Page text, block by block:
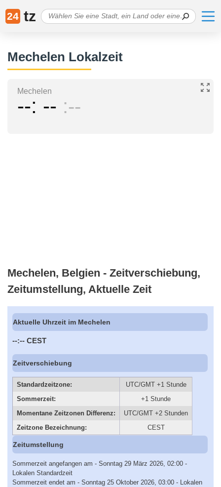
24 tz
Mechelen Lokalzeit
Mechelen
-- -- --
Mechelen, Belgien - Zeitverschiebung,
Zeitumstellung, Aktuelle Zeit
Aktuelle Uhrzeit im Mechelen
--:-- CEST
Zeitverschiebung
Standardzeitzone:
UTC/GMT +1 Stunde
Sommerzeit:
+1 Stunde
Momentane Zeitzonen Differenz:
UTC/GMT +2 Stunden
Zeitzone Bezeichnung:
CEST
Zeitumstellung
Sommerzeit angefangen am - Sonntag 29 März 2026, 02:00 -
Lokalen Standardzeit
Sommerzeit endet am - Sonntag 25 Oktober 2026, 03:00 - Lokalen